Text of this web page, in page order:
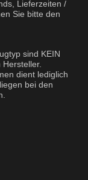
Lieferzeiten /
Sie bitte den
sind KEIN
dient lediglich
bei den